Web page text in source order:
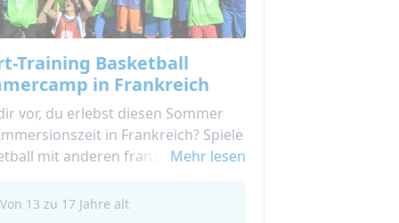
Training Basketball
in Frankreich
vor, du erlebst diesen Sommer
in Frankreich? Spiele
mit anderen französischen
Basketball Sommercamps in
Mehr lesen
Von 13 zu 17 Jahre alt